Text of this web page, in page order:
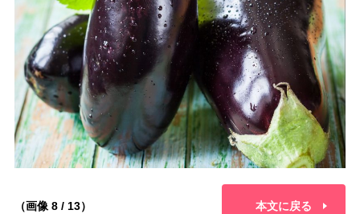
（画像 8 / 13） 本文に戻る